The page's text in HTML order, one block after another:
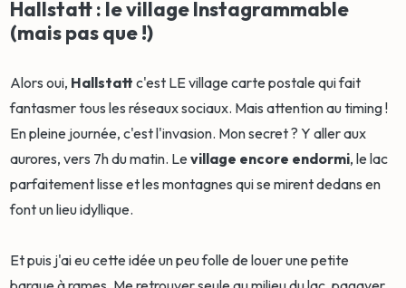
Hallstatt : le village Instagrammable
(mais pas que !)
Alors oui, Hallstatt c'est LE village carte postale qui fait
fantasmer tous les réseaux sociaux. Mais attention au timing !
En pleine journée, c'est l'invasion. Mon secret ? Y aller aux
aurores, vers 7h du matin. Levillage encore endormi, le lac
parfaitement lisse et les montagnes qui se mirent dedans en
font un lieu idyllique.
Et puis j'ai eu cette idée un peu folle de louer une petite